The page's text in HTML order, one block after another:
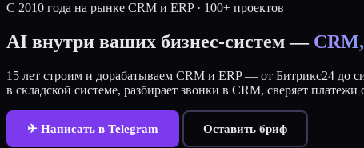
С 2010 года на рынке CRM и ERP · 100+ проектов
AI внутри ваших бизнес-систем —
15 лет строим и дорабатываем CRM и ERP — от Битрикс24 до
в складской системе, разбирает звонки в CRM, сверяет платежи
✈ Написать в Telegram Оставить бриф